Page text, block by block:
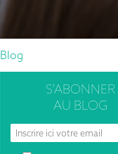
Blog
S’ABONNER
AU BLOG